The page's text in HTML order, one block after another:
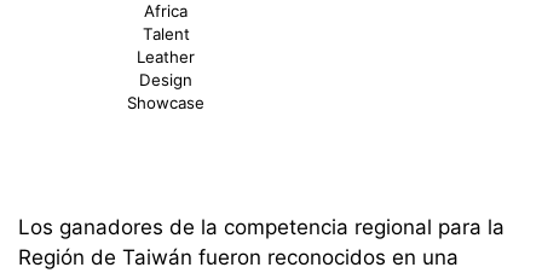
Africa
Talent
Leather
Design
Showcase
Los ganadores de la competencia regional para la
Región de Taiwán fueron reconocidos en una